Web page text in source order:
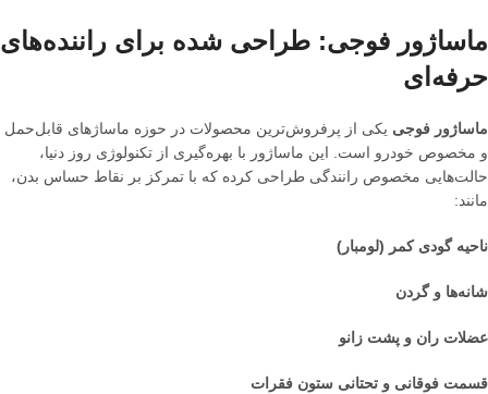
ماساژور فوجی: طراحی شده برای راننده‌های
حرفه‌ای
ماساژور فوجی یکی از پرفروش‌ترین محصولات در حوزه ماساژهای قابل‌حمل
و مخصوص خودرو است. این ماساژور با بهره‌گیری از تکنولوژی روز دنیا،
حالت‌هایی مخصوص رانندگی طراحی کرده که با تمرکز بر نقاط حساس بدن،
مانند:
ناحیه گودی کمر (لومبار)
شانه‌ها و گردن
عضلات ران و پشت زانو
قسمت فوقانی و تحتانی ستون فقرات